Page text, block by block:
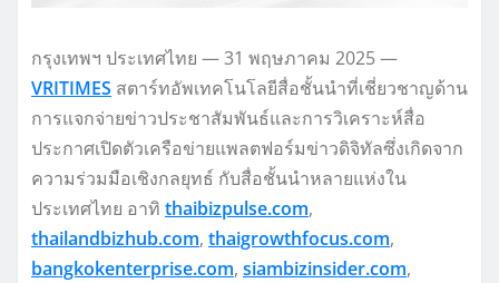
กรุงเทพฯ ประเทศไทย — 31 พฤษภาคม 2025 —
VRITIMES สตาร์ทอัพเทคโนโลยีสื่อชั้นนำที่เชี่ยวชาญด้าน
การแจกจ่ายข่าวประชาสัมพันธ์และการวิเคราะห์สื่อ
ประกาศเปิดตัวเครือข่ายแพลตฟอร์มข่าวดิจิทัลซึ่งเกิดจาก
ความร่วมมือเชิงกลยุทธ์ กับสื่อชั้นนำหลายแห่งใน
ประเทศไทย อาทิ thaibizpulse.com,
thailandbizhub.com, thaigrowthfocus.com,
bangkokenterprise.com, siambizinsider.com,